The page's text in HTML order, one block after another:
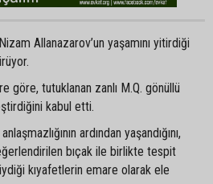
Allanazarov’un yaşamını yitirdiği
göre, tutuklanan zanlı M.Q. gönüllü
kabul etti.
ardından yaşandığını,
bıçak ile birlikte tespit
kıyafetlerin emare olarak ele